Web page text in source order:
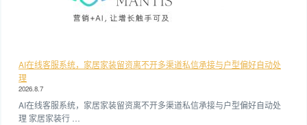
AI在线客服系统，家居家装留资离不开多渠道私信承接与户型偏好自动处
理
2026.8.7
AI在线客服系统，家居家装留资离不开多渠道私信承接与户型偏好自动处
理 家居家装行 …